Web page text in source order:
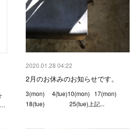
…
2020.01.28 04:22
2月のお休みのお知らせです。
3(mon) 4(tue)10(mon) 17(mon)
18(tue) 25(tue)上記...